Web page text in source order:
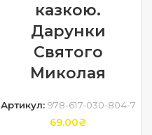
казкою.
Дарунки
Святого
Миколая
Артикул: 978-617-030-804-7
69.00₴